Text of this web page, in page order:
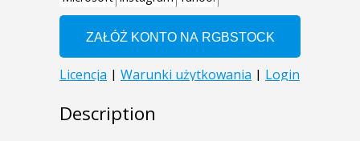
Description